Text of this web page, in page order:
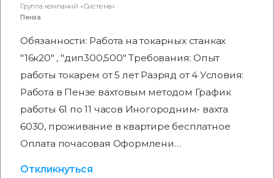
Группа компаний «Система»
Пенза
Обязанности: Работа на токарных станках
"16к20" , "дип300,500" Требования: Опыт
работы токарем от 5 лет Разряд от 4 Условия:
Работа в Пензе вахтовым методом График
работы 61 по 11 часов Иногородним- вахта
6030, проживание в квартире бесплатное
Оплата почасовая Оформлени…
Откликнуться